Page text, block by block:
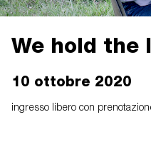
We hold the
10 ottobre 2020
ingresso libero con